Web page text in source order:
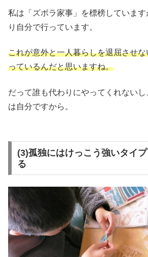
私は「ズボラ家事」を標榜していま
り自分で行っています。
これが意外と一人暮らしを退屈させ
っているんだと思いますね。
だって誰も代わりにやってくれない
は自分ですから。
(3)孤独にはけっこう強いタイ
る